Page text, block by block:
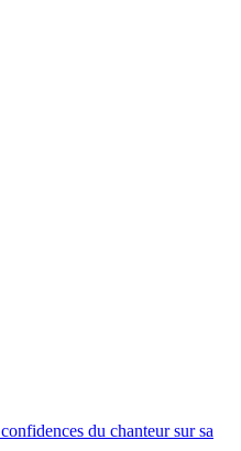
du chanteur sur sa